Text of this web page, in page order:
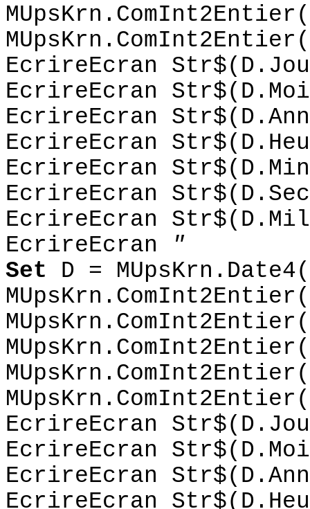
EcrireEcran
EcrireEcran
EcrireEcran
EcrireEcran
EcrireEcran
EcrireEcran
EcrireEcran
EcrireEcran
"
Set D =
EcrireEcran
EcrireEcran
EcrireEcran
EcrireEcran